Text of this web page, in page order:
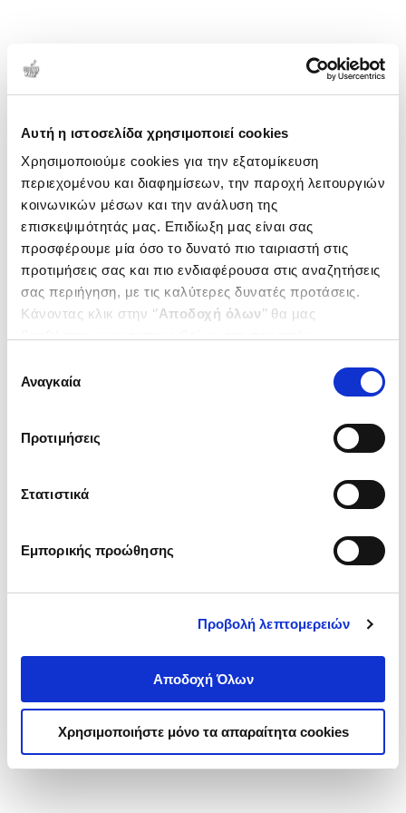
Αυτή η ιστοσελίδα χρησιμοποιεί cookies
Χρησιμοποιούμε cookies για την εξατομίκευση
περιεχομένου και διαφημίσεων, την παροχή λειτουργιών
κοινωνικών μέσων και την ανάλυση της
επισκεψιμότητάς μας. Επιδίωξη μας είναι σας
προσφέρουμε μία όσο το δυνατό πιο ταιριαστή στις
προτιμήσεις σας και πιο ενδιαφέρουσα στις αναζητήσεις
σας περιήγηση, με τις καλύτερες δυνατές προτάσεις.
Κάνοντας κλικ στην ‘’Αποδοχή όλων’’ θα μας
ενδιαφέρουν και να επιλέξετε από τα παρακάτω με την
΄΄και να ενημερωθείτε σχετικά με
συγκατάθεσης
Αναγκαία
Προτιμήσεις
Στατιστικά
Εμπορικής προώθησης
Προβολή λεπτομερειών
Αποδοχή Όλων
Χρησιμοποιήστε μόνο τα απαραίτητα cookies